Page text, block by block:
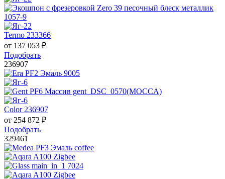
Termo 233366
от 137 053 ₽
Подобрать
236907
Color 236907
от 254 872 ₽
Подобрать
329461